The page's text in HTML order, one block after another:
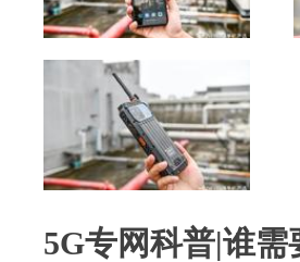
5G专网科普|谁